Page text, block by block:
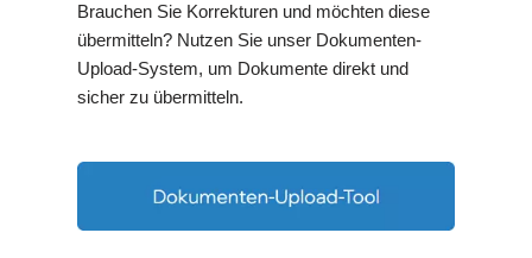
Brauchen Sie Korrekturen und möchten diese
übermitteln? Nutzen Sie unser Dokumenten-
Upload-System, um Dokumente direkt und
sicher zu übermitteln.